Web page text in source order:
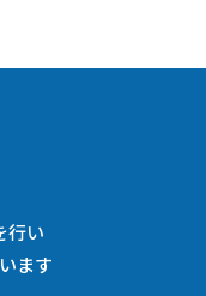
行い
ます